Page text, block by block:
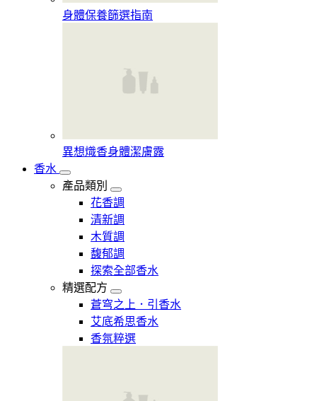
身體保養篩選指南
異想熾香身體潔膚露
香水
產品類別
花香調
清新調
木質調
馥郁調
探索全部香水
精選配方
蒼穹之上．引香水
艾底希思香水
香氛粹選